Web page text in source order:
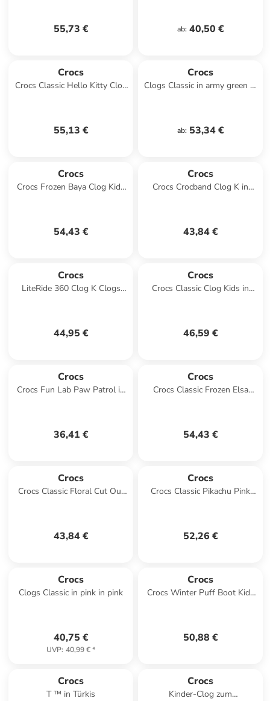
55,73 € ab: 40,50 €
Crocs
Crocs Classic Hello Kitty Clog
55,13 €
Crocs
Clogs Classic in army green in
ab: 53,34 €
Crocs
Crocs Frozen Baya Clog Kids
54,43 €
Crocs
Crocs Crocband Clog K in
43,84 €
Crocs
LiteRide 360 Clog K Clogs
44,95 €
Crocs
Crocs Classic Clog Kids in
46,59 €
Crocs
Crocs Fun Lab Paw Patrol in
36,41 €
Crocs
Crocs Classic Frozen Elsa
54,43 €
Crocs
Crocs Classic Floral Cut Out
43,84 €
Crocs
Crocs Classic Pikachu Pink
52,26 €
Crocs
Clogs Classic in pink in pink
40,75 €
UVP: 40,99 €*
Crocs
Crocs Winter Puff Boot Kids
50,88 €
Crocs
T ™ in Türkis
Crocs
Kinder-Clog zum